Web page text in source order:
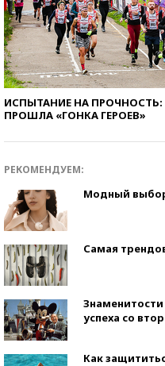
ИСПЫТАНИЕ НА ПРОЧНОСТЬ:
ПРОШЛА «ГОНКА ГЕРОЕВ»
РЕКОМЕНДУЕМ:
Модный
Самая
успеха со
Как